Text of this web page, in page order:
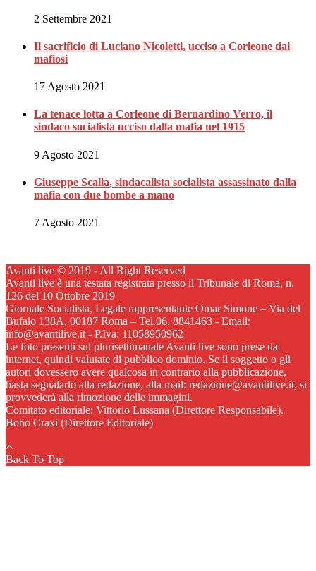
2 Settembre 2021
Il sacrificio di Luciano Nicoletti, ucciso a Corleone dai
mafiosi
17 Agosto 2021
La tenace lotta a Corleone di Bernardino Verro, il
sindaco socialista ucciso dalla mafia nel 1915
9 Agosto 2021
Giuseppe Scalia, sindacalista socialista assassinato dalla
mafia con due bombe a mano
7 Agosto 2021
Avanti live © 2019 - All Right Reserved
Avanti live è una testata registrata presso il Tribunale di Roma, n.
126 del 10 Ottobre 2019
Giornale Socialista, Legale rappresentante Omar Simone – Via del
Bufalo 138A, 00187 Roma – Tel.06. 8841463 - Email:
info@avantilive.it - P.Iva: 11058950962
Le foto presenti sul plurisettimanale Avanti live sono prese da
internet, quindi valutate di pubblico dominio. Se il soggetto o gli
autori dovessero avere qualcosa in contrario alla pubblicazione,
basta segnalarlo alla redazione, alla mail: redazione@avantilive.it, si
provvederà alla rimozione delle immagini.
Comitato editoriale: Vittorio Lussana (Direttore Responsabile).
Bobo Craxi (Direttore Editoriale)
Back To Top